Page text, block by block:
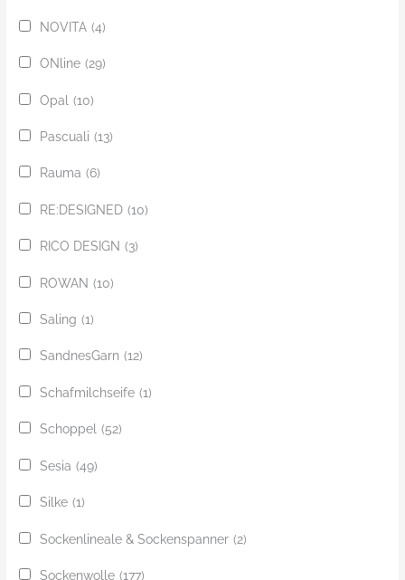
NOVITA (4)
ONline (29)
Opal (10)
Pascuali (13)
Rauma (6)
RE:DESIGNED (10)
RICO DESIGN (3)
ROWAN (10)
Saling (1)
SandnesGarn (12)
Schafmilchseife (1)
Schoppel (52)
Sesia (49)
Silke (1)
Sockenlineale & Sockenspanner (2)
Sockenwolle (177)